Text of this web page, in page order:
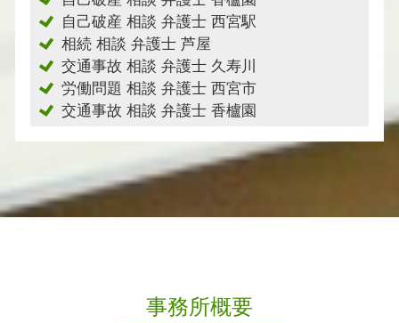
自己破産 相談 弁護士 西宮駅
相続 相談 弁護士 芦屋
交通事故 相談 弁護士 久寿川
労働問題 相談 弁護士 西宮市
交通事故 相談 弁護士 香櫨園
事務所概要